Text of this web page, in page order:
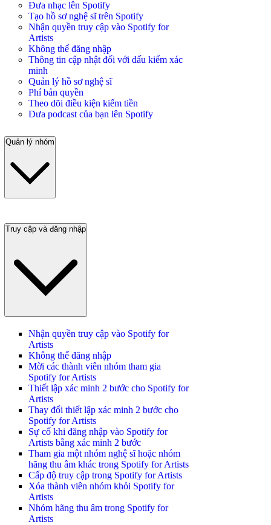
Đưa nhạc lên Spotify
Tạo hồ sơ nghệ sĩ trên Spotify
Nhận quyền truy cập vào Spotify for
Artists
Không thể đăng nhập
Thông tin cập nhật đối với dấu kiểm xác
minh
Quản lý hồ sơ nghệ sĩ
Phí bản quyền
Theo dõi điều kiện kiếm tiền
Đưa podcast của bạn lên Spotify
Quản lý nhóm
Truy cập và đăng nhập
Nhận quyền truy cập vào Spotify for
Artists
Không thể đăng nhập
Mời các thành viên nhóm tham gia
Spotify for Artists
Thiết lập xác minh 2 bước cho Spotify for
Artists
Thay đổi thiết lập xác minh 2 bước cho
Spotify for Artists
Sự cố khi đăng nhập vào Spotify for
Artists bằng xác minh 2 bước
Tham gia một nhóm nghệ sĩ hoặc nhóm
hãng thu âm khác trong Spotify for Artists
Cấp độ truy cập trong Spotify for Artists
Xóa thành viên nhóm khỏi Spotify for
Artists
Nhóm hãng thu âm trong Spotify for
Artists